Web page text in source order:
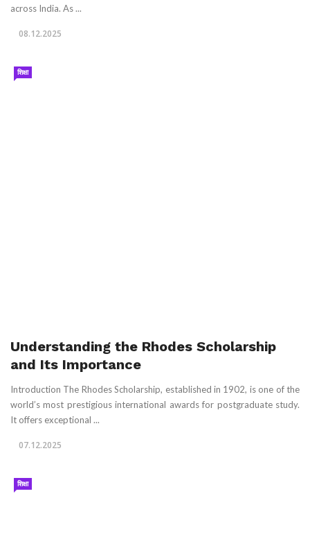
across India. As ...
08.12.2025
शिक्षा
Understanding the Rhodes Scholarship
and Its Importance
Introduction The Rhodes Scholarship, established in 1902, is one of the
world’s most prestigious international awards for postgraduate study.
It offers exceptional ...
07.12.2025
शिक्षा